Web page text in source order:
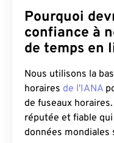
Pourquoi
confiance à
de temps en
Nous utilisons la
horaires de l'IANA
de fuseaux
réputée et fiable
données mondiales